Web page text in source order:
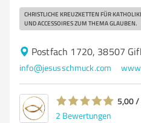
CHRISTLICHE KREUZKETTEN FÜR
UND ACCESSOIRES ZUM THEMA GLAUBEN.
Postfach 1720, 38507
info@jesusschmuck.com
5,00 /
2 Bewertungen